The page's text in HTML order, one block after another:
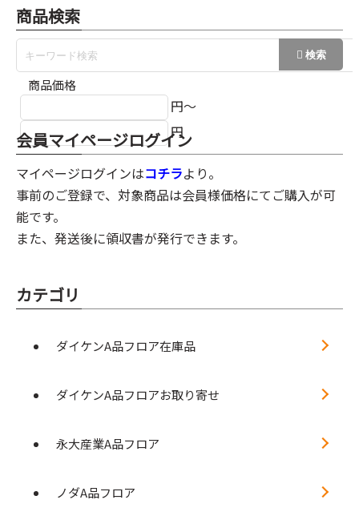
商品検索
商品価格
円～
円
会員マイページログイン
マイページログインはコチラより。
事前のご登録で、対象商品は会員様価格にてご購入が可
能です。
また、発送後に領収書が発行できます。
カテゴリ
ダイケンA品フロア在庫品
ダイケンA品フロアお取り寄せ
永大産業A品フロア
ノダA品フロア